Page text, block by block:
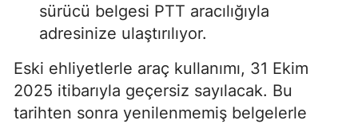
sürücü belgesi PTT aracılığıyla
adresinize ulaştırılıyor.
Eski ehliyetlerle araç kullanımı, 31 Ekim
2025 itibarıyla geçersiz sayılacak. Bu
tarihten sonra yenilenmemiş belgelerle